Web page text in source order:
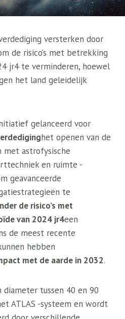
versterken door
de risico’s met betrekking
jr4 te verminderen, hoewel
het land geleidelijk
gelanceerd voor
het openen van de
met astrofysische
en ruimte -
geavanceerde
te
de risico’s met
van 2024 jr4een
de meest recente
hebben
met de aarde in 2032.
diameter tussen 40 en 90
ATLAS -systeem en wordt